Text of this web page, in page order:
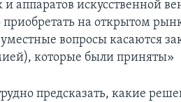
аппаратов искусственной
приобретать на открытом
вопросы касаются
которые были приняты»
предсказать, какие